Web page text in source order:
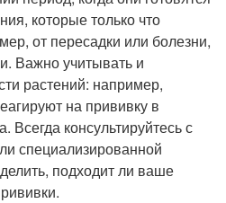
которые только что
от пересадки или болезни,
Важно учитывать и
растений: например,
на прививку в
Всегда консультируйтесь с
специализированной
подходит ли ваше